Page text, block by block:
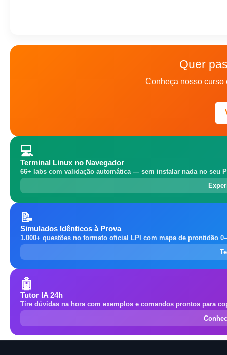
Quer
Conheça nosso curso
💻
Terminal Linux no Navegador
66+ labs com validação automática — sem instalar nada no seu
📝
Simulados Idênticos à Prova
1.000+ questões no formato oficial LPI com mapa de prontidão
🤖
Tutor IA 24h
Tire dúvidas na hora com exemplos e comandos prontos para